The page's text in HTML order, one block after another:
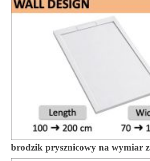
brodzik prysznicowy na wymiar